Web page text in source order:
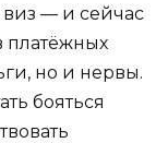
— и сейчас
платёжных
но и нервы.
бояться